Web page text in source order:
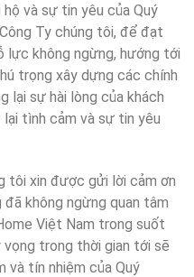
và sự tin yêu của Quý
Ty chúng tôi, để đạt
lực không ngừng, hướng tới
trọng xây dựng các chính
lại sự hài lòng của khách
tình cảm và sự tin yêu
tôi xin được gửi lời cảm ơn
đã không ngừng quan tâm
Việt Nam trong suốt
vọng trong thời gian tới sẽ
và tín nhiệm của Quý